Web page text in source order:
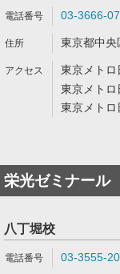
03-3666-
東京都中
東京メト
東京メト
東京メト
栄光ゼミナール
八丁堀校
03-3555-